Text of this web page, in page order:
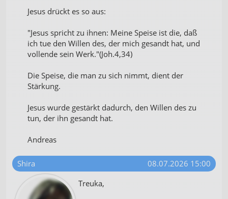
Jesus drückt es so aus:
"Jesus spricht zu ihnen: Meine Speise ist die, daß
ich tue den Willen des, der mich gesandt hat, und
vollende sein Werk."(Joh.4,34)
Die Speise, die man zu sich nimmt, dient der
Stärkung.
Jesus wurde gestärkt dadurch, den Willen des zu
tun, der ihn gesandt hat.
Andreas
Shira
08.07.2026 15:00
Treuka,